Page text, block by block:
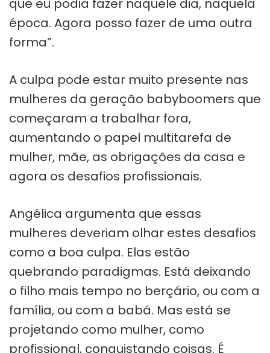
que eu podia fazer naquele dia, naquela
época. Agora posso fazer de uma outra
forma”.
A culpa pode estar muito presente nas
mulheres da geração babyboomers que
começaram a trabalhar fora,
aumentando o papel multitarefa de
mulher, mãe, as obrigações da casa e
agora os desafios profissionais.
Angélica argumenta que essas
mulheres deveriam olhar estes desafios
como a boa culpa. Elas estão
quebrando paradigmas. Está deixando
o filho mais tempo no berçário, ou com a
família, ou com a babá. Mas está se
projetando como mulher, como
profissional, conquistando coisas. É